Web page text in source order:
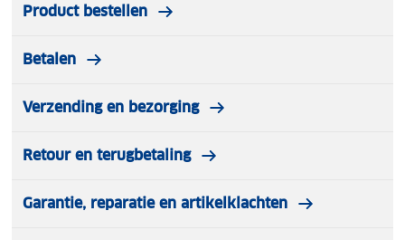
Product bestellen
Betalen
Verzending en bezorging
Retour en terugbetaling
Garantie, reparatie en artikelklachten